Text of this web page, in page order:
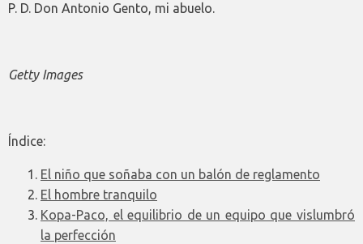
P. D. Don Antonio Gento, mi abuelo.
Getty Images
Índice:
El niño que soñaba con un balón de reglamento
El hombre tranquilo
Kopa-Paco, el equilibrio de un equipo que vislumbró
la perfección